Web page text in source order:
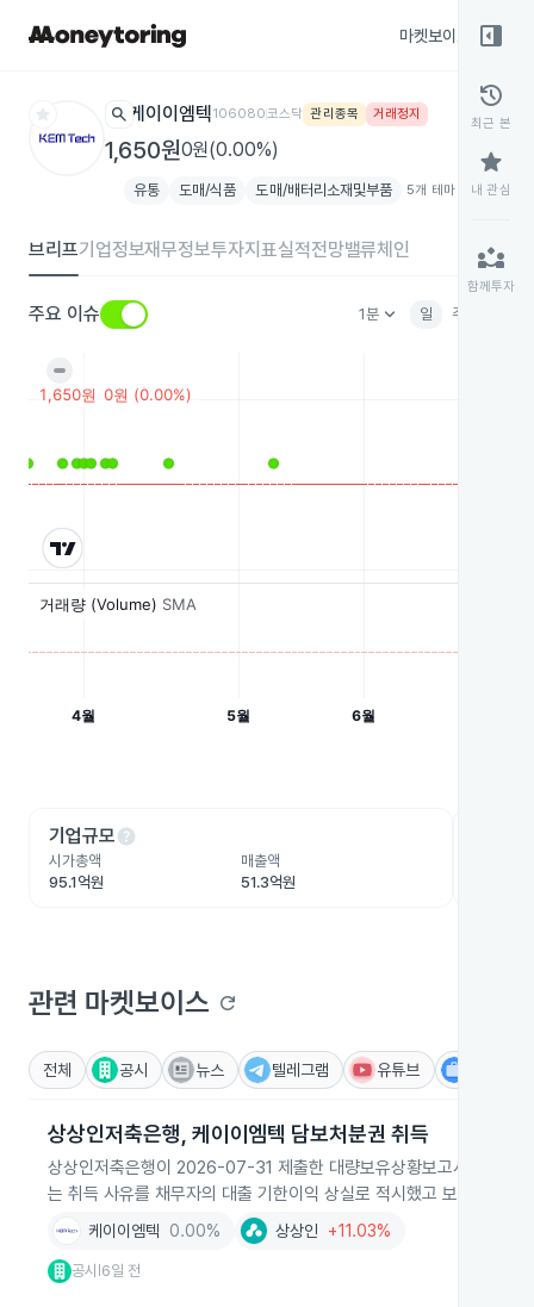
마켓보이스
star search 케이이엠텍106080코스닥 관리종목 거래정지
1,650원0원(0.00%)
유통 도매/식품 도매/배터리소재및부품 5개 테마 더보기add
브리프기업정보재무정보투자지표실적전망밸류체인
주요 이슈 1분keyboard_arrow_down 일 주
기업규모help
시가총액
95.1억원
매출액
51.3억원
관련 마켓보이스 refresh
전체 공시 뉴스 텔레그램 유튜브
상상인저축은행, 케이이엠텍 담보처분권 취득
상상인저축은행이 2026-07-31 제출한 대량보유상황보고서에서 케
는 취득 사유를 채무자의 대출 기한이익 상실로 적시했고 보유 목적
케이이엠텍 0.00% 상상인 +11.03%
공시 6일 전
right_panel_open
history
최근 본
star
내 관심
partner_exchange
함께투자